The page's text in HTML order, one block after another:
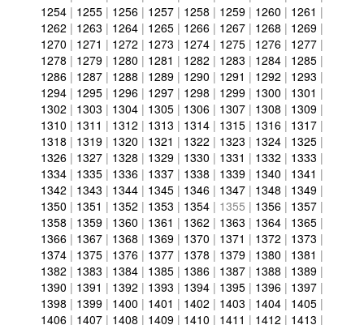
1254 | 1255 | 1256 | 1257 | 1258 | 1259 | 1260 | 1261 |
1262 | 1263 | 1264 | 1265 | 1266 | 1267 | 1268 | 1269 |
1270 | 1271 | 1272 | 1273 | 1274 | 1275 | 1276 | 1277 |
1278 | 1279 | 1280 | 1281 | 1282 | 1283 | 1284 | 1285 |
1286 | 1287 | 1288 | 1289 | 1290 | 1291 | 1292 | 1293 |
1294 | 1295 | 1296 | 1297 | 1298 | 1299 | 1300 | 1301 |
1302 | 1303 | 1304 | 1305 | 1306 | 1307 | 1308 | 1309 |
1310 | 1311 | 1312 | 1313 | 1314 | 1315 | 1316 | 1317 |
1318 | 1319 | 1320 | 1321 | 1322 | 1323 | 1324 | 1325 |
1326 | 1327 | 1328 | 1329 | 1330 | 1331 | 1332 | 1333 |
1334 | 1335 | 1336 | 1337 | 1338 | 1339 | 1340 | 1341 |
1342 | 1343 | 1344 | 1345 | 1346 | 1347 | 1348 | 1349 |
1350 | 1351 | 1352 | 1353 | 1354 | 1355 | 1356 | 1357 |
1358 | 1359 | 1360 | 1361 | 1362 | 1363 | 1364 | 1365 |
1366 | 1367 | 1368 | 1369 | 1370 | 1371 | 1372 | 1373 |
1374 | 1375 | 1376 | 1377 | 1378 | 1379 | 1380 | 1381 |
1382 | 1383 | 1384 | 1385 | 1386 | 1387 | 1388 | 1389 |
1390 | 1391 | 1392 | 1393 | 1394 | 1395 | 1396 | 1397 |
1398 | 1399 | 1400 | 1401 | 1402 | 1403 | 1404 | 1405 |
1406 | 1407 | 1408 | 1409 | 1410 | 1411 | 1412 | 1413 |